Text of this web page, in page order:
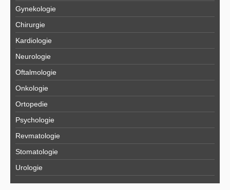
Gynekologie
Chirurgie
Kardiologie
Neurologie
Oftalmologie
Onkologie
Ortopedie
Psychologie
Revmatologie
Stomatologie
Urologie